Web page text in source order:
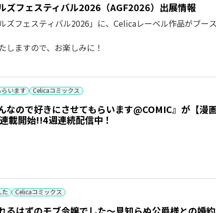
ズフェスティバル2026（AGF2026）出展情報
ズフェスティバル2026」に、Celicaレーベル作品がブー
しますので、お楽しみに！
います Celicaコミックス
なので好きにさせてもらいます@COMIC』が【漫
載開始!!4週連続配信中！
た Celicaコミックス